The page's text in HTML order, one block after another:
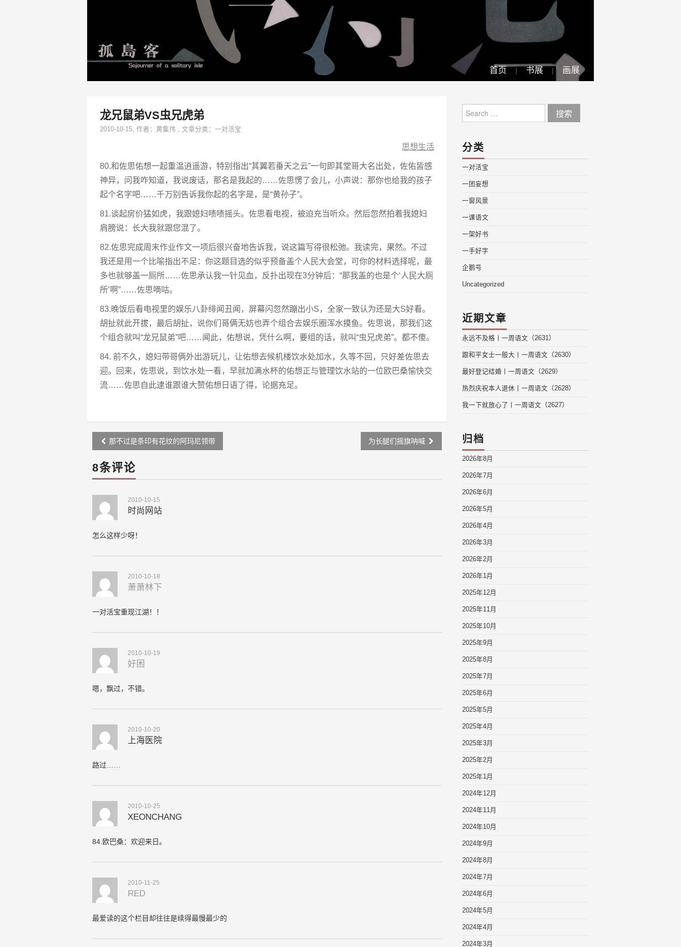
首页 书展 画展
龙兄鼠弟VS虫兄虎弟
2010-10-15, 作者： 黄集伟 , 文章分类： 一对活宝
思想生活
80.和佐思佑想一起重温逍遥游，特别指出“其翼若垂天之云”一句即其堂哥大名出处，佐佑皆感
神异，问我咋知道，我说废话，那名是我起的……佐思愣了会儿，小声说：那你也给我的孩子
起个名字吧……千万别告诉我你起的名字是，是“黄孙子”。
81.谈起房价猛如虎，我跟媳妇啧啧摇头。佐思看电视，被迫充当听众。然后忽然拍着我媳妇
肩膀说：长大我就跟您混了。
82.佐思完成周末作业作文一项后很兴奋地告诉我，说这篇写得很松弛。我读完，果然。不过
我还是用一个比喻指出不足：你这题目选的似乎预备盖个人民大会堂，可你的材料选择呢，最
多也就够盖一厕所……佐思承认我一针见血，反扑出现在3分钟后：“那我盖的也是个‘人民大厕
所’啊”……佐思嘀咕。
83.晚饭后看电视里的娱乐八卦绯闻丑闻，屏幕闪忽然蹦出小S，全家一致认为还是大S好看。
胡扯就此开拔，最后胡扯，说你们哥俩无妨也弄个组合去娱乐圈浑水摸鱼。佐思说，那我们这
个组合就叫“龙兄鼠弟”吧……闻此，佑想说，凭什么啊，要组的话，就叫“虫兄虎弟”。都不傻。
84. 前不久，媳妇带哥俩外出游玩儿，让佑想去候机楼饮水处加水，久等不回，只好差佐思去
迎。回来，佐思说，到饮水处一看，早就加满水杯的佑想正与管理饮水站的一位欧巴桑愉快交
流……佐思自此逮谁跟谁大赞佑想日语了得，论据充足。
Post
navigation
那不过是条印有花纹的阿玛尼领带 为长腿们摇旗呐喊
8条评论
2010-10-15
时尚网站
怎么这样少呀！
2010-10-18
萧萧林下
一对活宝重现江湖！！
2010-10-19
好困
嗯，飘过，不错。
2010-10-20
上海医院
路过……
2010-10-25
XEONCHANG
84.欧巴桑：欢迎来日。
2010-11-25
RED
最爱读的这个栏目却往往是续得最慢最少的
for:
分类
一对活宝
一团妄想
一窗风景
一课语文
一架好书
一手好字
企鹅号
Uncategorized
近期文章
永远不及格丨一周语文（2631）
跟和平女士一般大丨一周语文（2630）
最好登记结婚丨一周语文（2629）
热烈庆祝本人退休丨一周语文（2628）
我一下就放心了丨一周语文（2627）
归档
2026年8月
2026年7月
2026年6月
2026年5月
2026年4月
2026年3月
2026年2月
2026年1月
2025年12月
2025年11月
2025年10月
2025年9月
2025年8月
2025年7月
2025年6月
2025年5月
2025年4月
2025年3月
2025年2月
2025年1月
2024年12月
2024年11月
2024年10月
2024年9月
2024年8月
2024年7月
2024年6月
2024年5月
2024年4月
2024年3月